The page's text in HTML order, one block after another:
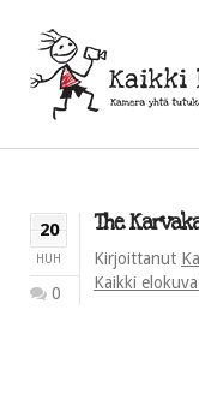
20
HUH
0
The
Kirjoittanut
Kaikki